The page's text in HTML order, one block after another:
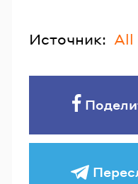
Источник: All